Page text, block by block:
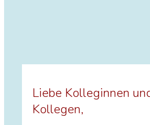
Liebe Kolleginnen
Kollegen,